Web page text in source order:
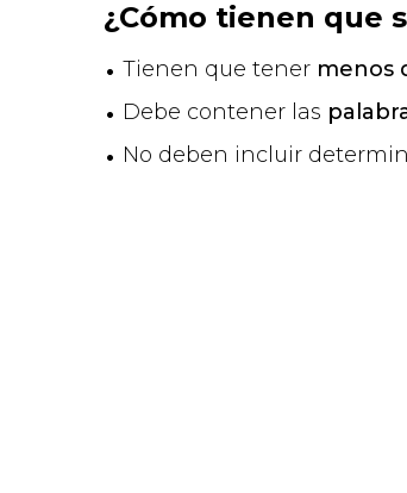
¿Cómo tienen que
Tienen que tener menos
Debe contener las
No deben incluir